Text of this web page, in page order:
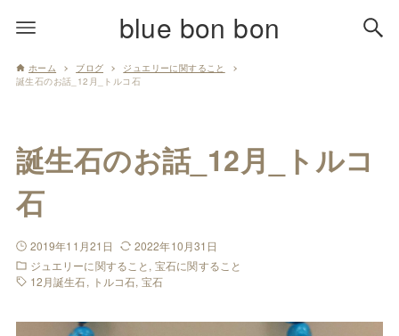
blue bon bon
ホーム ブログ
ジュエリーに関すること
誕生石のお話_12月_トルコ石
誕生石のお話_12月_トルコ
石
2019年11月21日
2022年10月31日
ジュエリーに関すること 宝石に関すること
12月誕生石
トルコ石 宝石